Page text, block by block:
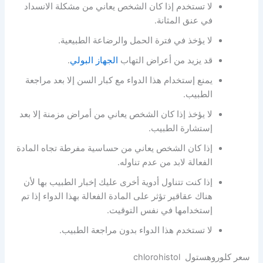
لا تستخدم إذا كان الشخص يعاني من مشكلة الانسداد
في عنق المثانة.
لا يؤخذ في فترة الحمل والرضاعة الطبيعية.
قد يزيد من أعراض التهاب الجهاز البولي.
يمنع إستخدام هذا الدواء مع كبار السن إلا بعد مراجعة
الطبيب.
لا يؤخذ إذا كان الشخص يعاني من أمراض مزمنة إلا بعد
إستشارة الطبيب.
إذا كان الشخص يعاني من حساسية مفرطة تجاه المادة
الفعالة لابد من عدم تناوله.
إذا كنت تتناول أدوية أخرى عليك إخبار الطبيب بها لأن
هناك عقاقير تؤثر على المادة الفعالة بهذا الدواء إذا تم
إستخدامها في نفس التوقيت.
لا تستخدم هذا الدواء بدون مراجعة الطبيب.
سعر كلوروهستول chlorohistol